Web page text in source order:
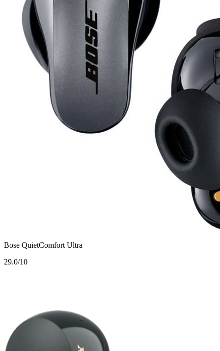
Bose QuietComfort Ultra
29.0/10